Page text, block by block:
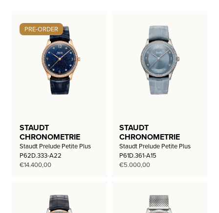
PRE-ORDER
STAUDT
CHRONOMETRIE
Staudt Prelude Petite Plus
P62D.333-A22
€14.400,00
STAUDT
CHRONOMETRIE
Staudt Prelude Petite Plus
P61D.361-A15
€5.000,00